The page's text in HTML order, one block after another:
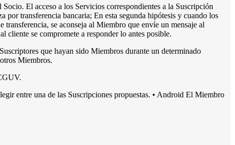
El acceso a los Servicios correspondientes a la Suscripción
por transferencia bancaria; En esta segunda hipótesis y cuando los
transferencia, se aconseja al Miembro que envíe un mensaje al
cliente se compromete a responder lo antes posible.
que hayan sido Miembros durante un determinado
Miembros.
entre una de las Suscripciones propuestas. • Android El Miembro